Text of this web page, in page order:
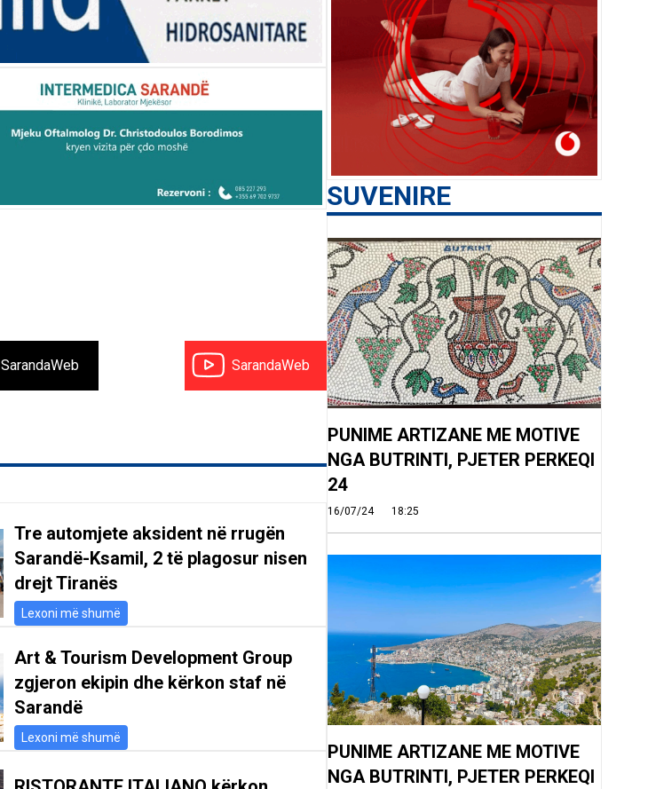
SarandaWeb SarandaWeb
Tre automjete aksident në rrugën
Sarandë-Ksamil, 2 të plagosur nisen
drejt Tiranës
Lexoni më shumë
Art & Tourism Development Group
zgjeron ekipin dhe kërkon staf në
Sarandë
Lexoni më shumë
SUVENIRE
PUNIME ARTIZANE ME MOTIVE
NGA BUTRINTI, PJETER PERKEQI
24
16/07/24 18:25
PUNIME ARTIZANE ME MOTIVE
NGA BUTRINTI, PJETER PERKEQI